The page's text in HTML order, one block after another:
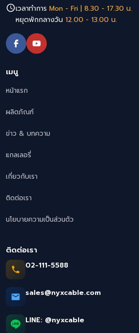
เวลาทำการ Mon - Fri | 8.30 - 17.30 น.
หยุดพักกลางวัน 12.00 - 13.00 น.
เมนู
หน้าแรก
ผลิตภัณฑ์
ข่าว & บทความ
แกลเลอรี่
เกี่ยวกับเรา
ติดต่อเรา
นโยบายความเป็นส่วนตัว
ติดต่อเรา
02-111-5588
sales@nyxcable.com
LINE: @nyxcable